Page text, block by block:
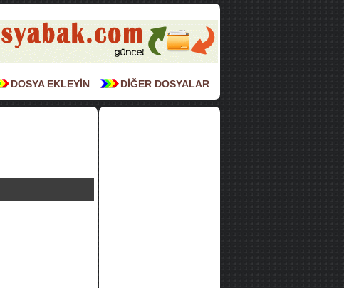
DİĞER DOSYALAR
DOSYA EKLEYİN